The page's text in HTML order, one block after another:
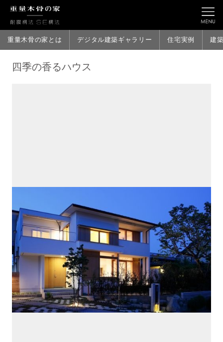
重量木骨の家とは デジタル建築ギャラリー 住宅実例 建
四季の香るハウス